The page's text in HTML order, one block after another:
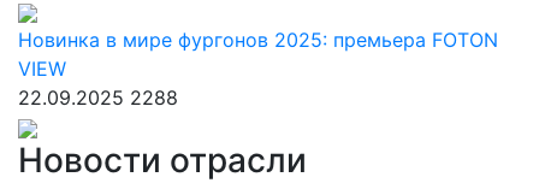
Новинка в мире фургонов 2025: премьера FOTON
VIEW
22.09.2025 2288
Новости отрасли